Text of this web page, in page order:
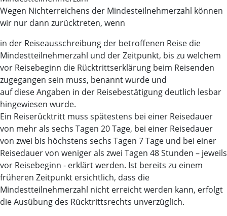
Wegen Nichterreichens der Mindesteilnehmerzahl können
wir nur dann zurücktreten, wenn
in der Reiseausschreibung der betroffenen Reise die
Mindestteilnehmerzahl und der Zeitpunkt, bis zu welchem
vor Reisebeginn die Rücktrittserklärung beim Reisenden
zugegangen sein muss, benannt wurde und
auf diese Angaben in der Reisebestätigung deutlich lesbar
hingewiesen wurde.
Ein Reiserücktritt muss spätestens bei einer Reisedauer
von mehr als sechs Tagen 20 Tage, bei einer Reisedauer
von zwei bis höchstens sechs Tagen 7 Tage und bei einer
Reisedauer von weniger als zwei Tagen 48 Stunden – jeweils
vor Reisebeginn - erklärt werden. Ist bereits zu einem
früheren Zeitpunkt ersichtlich, dass die
Mindestteilnehmerzahl nicht erreicht werden kann, erfolgt
die Ausübung des Rücktrittsrechts unverzüglich.